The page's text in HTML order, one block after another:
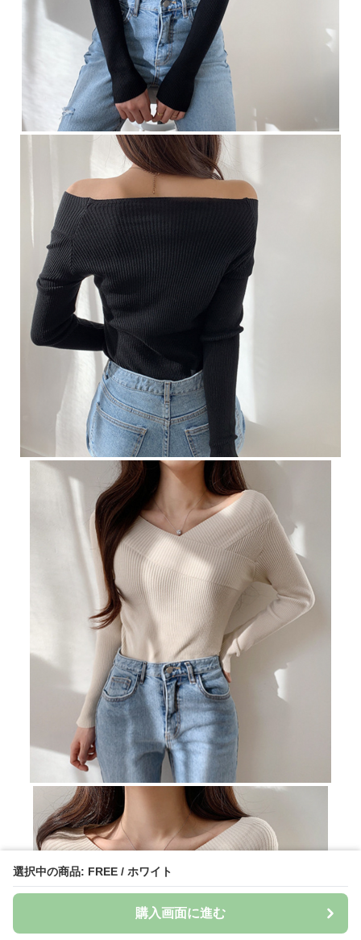
選択中の商品: FREE / ホワイト
購入画面に進む